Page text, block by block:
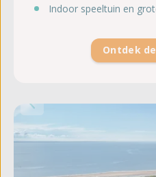
Indoor speeltuin en
Ontdek